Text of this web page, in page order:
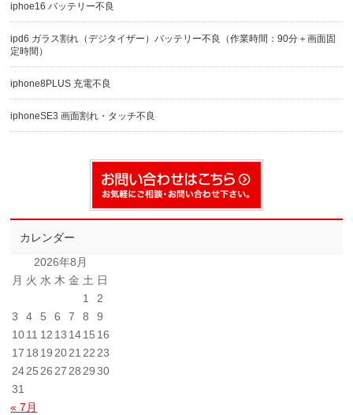
iphoe16 バッテリー不良
ipd6 ガラス割れ（デジタイザー）バッテリー不良（作業時間：90分＋画面固
定時間）
iphone8PLUS 充電不良
iphoneSE3 画面割れ・タッチ不良
カレンダー
2026年8月
月 火 水 木 金 土 日
1
2
3
4 5 6 7 8
9
1011 12 13 1415 16
17 18 19 2021 22 23
2425 26 27 28 29 30
31
« 7月